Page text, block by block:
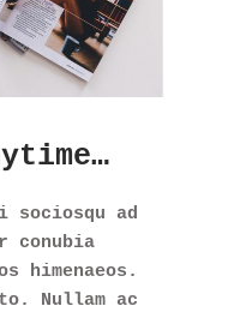
ad
conubia
himenaeos.
Nullam ac